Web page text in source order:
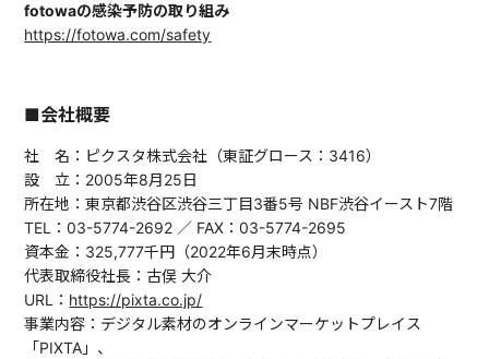
fotowaの感染予防の取り組み
https://fotowa.com/safety
■会社概要
社 名：ピクスタ株式会社（東証グロース：3416）
設 立：2005年8月25日
所在地：東京都渋谷区渋谷三丁目3番5号 NBF渋谷イースト7階
TEL：03-5774-2692 ／ FAX：03-5774-2695
資本金：325,777千円（2022年6月末時点）
代表取締役社長：古俣 大介
URL： https://pixta.co.jp/
事業内容：デジタル素材のオンラインマーケットプレイス
「PIXTA」、